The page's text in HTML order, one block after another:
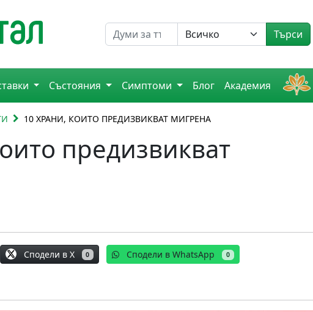
Търсене на Търси
Състояния Симптоми Блог Академия
10 ХРАНИ, КОИТО ПРЕДИЗВИКВАТ МИГРЕНА
предизвикват
Сподели в X 0 Сподели в WhatsApp 0